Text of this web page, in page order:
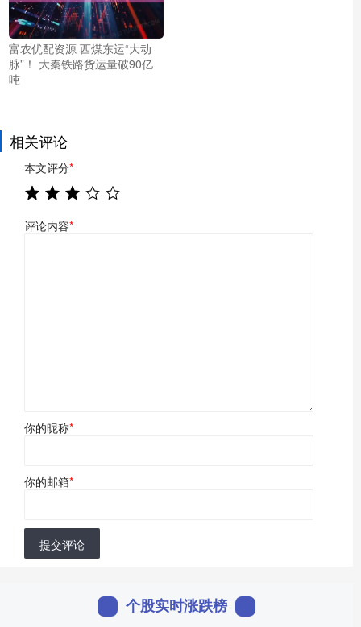
富农优配资源 西煤东运“大动
脉”！ 大秦铁路货运量破90亿
吨
相关评论
本文评分*
评论内容*
你的昵称*
你的邮箱*
提交评论
个股实时涨跌榜